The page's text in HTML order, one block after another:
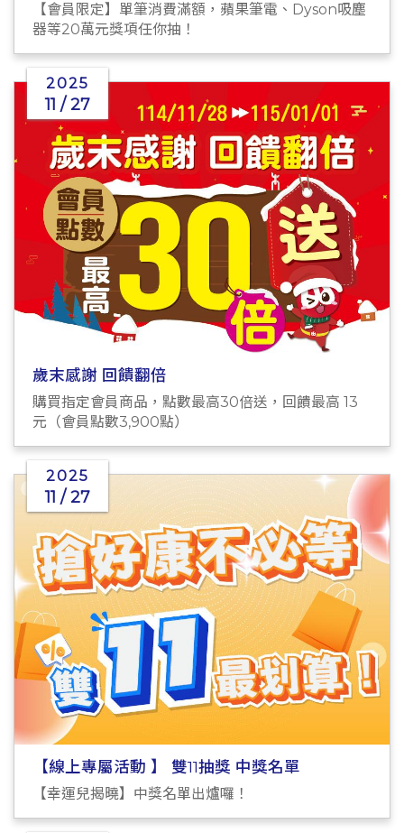
【會員限定】單筆消費滿額，蘋果筆電、Dyson吸塵
器等20萬元獎項任你抽！
2025
11 / 27
歲末感謝 回饋翻倍
購買指定會員商品，點數最高30倍送，回饋最高 13
元（會員點數3,900點）
2025
11 / 27
【線上專屬活動 】 雙11抽獎 中獎名單
【幸運兒揭曉】中獎名單出爐囉！